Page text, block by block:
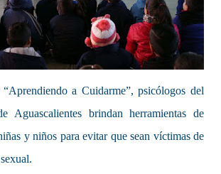
a Cuidarme”, psicólogos del
Aguascalientes brindan herramientas de
y niños para evitar que sean víctimas de